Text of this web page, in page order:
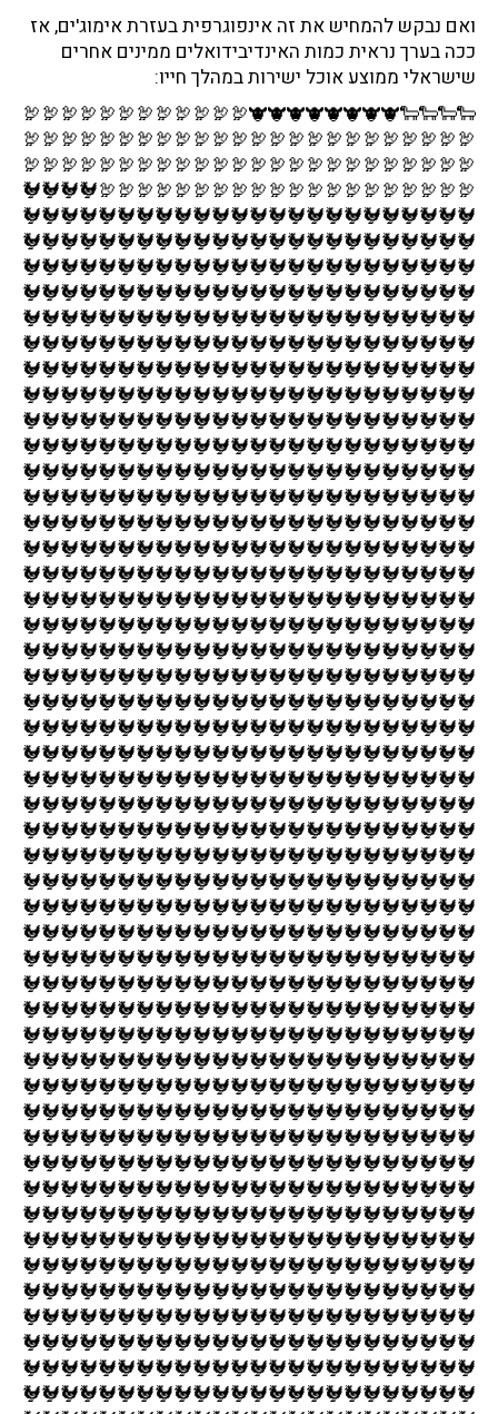
ואם נבקש להמחיש את זה אינפוגרפית בעזרת אימוג'ים, אז
ככה בערך נראית כמות האינדיבידואלים ממינים אחרים
שישראלי ממוצע אוכל ישירות במהלך חייו:
🐑🐑🐑🐑🐮🐮🐮🐮🐮🐮🐮🐮🦃🦃🦃🦃🦃🦃🦃🦃🦃🦃🦃🦃
🦃🦃🦃🦃🦃🦃🦃🦃🦃🦃🦃🦃🦃🦃🦃🦃🦃🦃🦃🦃🦃🦃🦃🦃
🦃🦃🦃🦃🦃🦃🦃🦃🦃🦃🦃🦃🦃🦃🦃🦃🦃🦃🦃🦃🦃🦃🦃🦃
🦃🦃🦃🦃🦃🦃🦃🦃🦃🦃🦃🦃🦃🦃🦃🦃🦃🦃🦃🦃🐓🐓🐓🐓
🐓🐓🐓🐓🐓🐓🐓🐓🐓🐓🐓🐓🐓🐓🐓🐓🐓🐓🐓🐓🐓🐓🐓🐓
🐓🐓🐓🐓🐓🐓🐓🐓🐓🐓🐓🐓🐓🐓🐓🐓🐓🐓🐓🐓🐓🐓🐓🐓
🐓🐓🐓🐓🐓🐓🐓🐓🐓🐓🐓🐓🐓🐓🐓🐓🐓🐓🐓🐓🐓🐓🐓🐓
🐓🐓🐓🐓🐓🐓🐓🐓🐓🐓🐓🐓🐓🐓🐓🐓🐓🐓🐓🐓🐓🐓🐓🐓
🐓🐓🐓🐓🐓🐓🐓🐓🐓🐓🐓🐓🐓🐓🐓🐓🐓🐓🐓🐓🐓🐓🐓🐓
🐓🐓🐓🐓🐓🐓🐓🐓🐓🐓🐓🐓🐓🐓🐓🐓🐓🐓🐓🐓🐓🐓🐓🐓
🐓🐓🐓🐓🐓🐓🐓🐓🐓🐓🐓🐓🐓🐓🐓🐓🐓🐓🐓🐓🐓🐓🐓🐓
🐓🐓🐓🐓🐓🐓🐓🐓🐓🐓🐓🐓🐓🐓🐓🐓🐓🐓🐓🐓🐓🐓🐓🐓
🐓🐓🐓🐓🐓🐓🐓🐓🐓🐓🐓🐓🐓🐓🐓🐓🐓🐓🐓🐓🐓🐓🐓🐓
🐓🐓🐓🐓🐓🐓🐓🐓🐓🐓🐓🐓🐓🐓🐓🐓🐓🐓🐓🐓🐓🐓🐓🐓
🐓🐓🐓🐓🐓🐓🐓🐓🐓🐓🐓🐓🐓🐓🐓🐓🐓🐓🐓🐓🐓🐓🐓🐓
🐓🐓🐓🐓🐓🐓🐓🐓🐓🐓🐓🐓🐓🐓🐓🐓🐓🐓🐓🐓🐓🐓🐓🐓
🐓🐓🐓🐓🐓🐓🐓🐓🐓🐓🐓🐓🐓🐓🐓🐓🐓🐓🐓🐓🐓🐓🐓🐓
🐓🐓🐓🐓🐓🐓🐓🐓🐓🐓🐓🐓🐓🐓🐓🐓🐓🐓🐓🐓🐓🐓🐓🐓
🐓🐓🐓🐓🐓🐓🐓🐓🐓🐓🐓🐓🐓🐓🐓🐓🐓🐓🐓🐓🐓🐓🐓🐓
🐓🐓🐓🐓🐓🐓🐓🐓🐓🐓🐓🐓🐓🐓🐓🐓🐓🐓🐓🐓🐓🐓🐓🐓
🐓🐓🐓🐓🐓🐓🐓🐓🐓🐓🐓🐓🐓🐓🐓🐓🐓🐓🐓🐓🐓🐓🐓🐓
🐓🐓🐓🐓🐓🐓🐓🐓🐓🐓🐓🐓🐓🐓🐓🐓🐓🐓🐓🐓🐓🐓🐓🐓
🐓🐓🐓🐓🐓🐓🐓🐓🐓🐓🐓🐓🐓🐓🐓🐓🐓🐓🐓🐓🐓🐓🐓🐓
🐓🐓🐓🐓🐓🐓🐓🐓🐓🐓🐓🐓🐓🐓🐓🐓🐓🐓🐓🐓🐓🐓🐓🐓
🐓🐓🐓🐓🐓🐓🐓🐓🐓🐓🐓🐓🐓🐓🐓🐓🐓🐓🐓🐓🐓🐓🐓🐓
🐓🐓🐓🐓🐓🐓🐓🐓🐓🐓🐓🐓🐓🐓🐓🐓🐓🐓🐓🐓🐓🐓🐓🐓
🐓🐓🐓🐓🐓🐓🐓🐓🐓🐓🐓🐓🐓🐓🐓🐓🐓🐓🐓🐓🐓🐓🐓🐓
🐓🐓🐓🐓🐓🐓🐓🐓🐓🐓🐓🐓🐓🐓🐓🐓🐓🐓🐓🐓🐓🐓🐓🐓
🐓🐓🐓🐓🐓🐓🐓🐓🐓🐓🐓🐓🐓🐓🐓🐓🐓🐓🐓🐓🐓🐓🐓🐓
🐓🐓🐓🐓🐓🐓🐓🐓🐓🐓🐓🐓🐓🐓🐓🐓🐓🐓🐓🐓🐓🐓🐓🐓
🐓🐓🐓🐓🐓🐓🐓🐓🐓🐓🐓🐓🐓🐓🐓🐓🐓🐓🐓🐓🐓🐓🐓🐓
🐓🐓🐓🐓🐓🐓🐓🐓🐓🐓🐓🐓🐓🐓🐓🐓🐓🐓🐓🐓🐓🐓🐓🐓
🐓🐓🐓🐓🐓🐓🐓🐓🐓🐓🐓🐓🐓🐓🐓🐓🐓🐓🐓🐓🐓🐓🐓🐓
🐓🐓🐓🐓🐓🐓🐓🐓🐓🐓🐓🐓🐓🐓🐓🐓🐓🐓🐓🐓🐓🐓🐓🐓
🐓🐓🐓🐓🐓🐓🐓🐓🐓🐓🐓🐓🐓🐓🐓🐓🐓🐓🐓🐓🐓🐓🐓🐓
🐓🐓🐓🐓🐓🐓🐓🐓🐓🐓🐓🐓🐓🐓🐓🐓🐓🐓🐓🐓🐓🐓🐓🐓
🐓🐓🐓🐓🐓🐓🐓🐓🐓🐓🐓🐓🐓🐓🐓🐓🐓🐓🐓🐓🐓🐓🐓🐓
🐓🐓🐓🐓🐓🐓🐓🐓🐓🐓🐓🐓🐓🐓🐓🐓🐓🐓🐓🐓🐓🐓🐓🐓
🐓🐓🐓🐓🐓🐓🐓🐓🐓🐓🐓🐓🐓🐓🐓🐓🐓🐓🐓🐓🐓🐓🐓🐓
🐓🐓🐓🐓🐓🐓🐓🐓🐓🐓🐓🐓🐓🐓🐓🐓🐓🐓🐓🐓🐓🐓🐓🐓
🐓🐓🐓🐓🐓🐓🐓🐓🐓🐓🐓🐓🐓🐓🐓🐓🐓🐓🐓🐓🐓🐓🐓🐓
🐓🐓🐓🐓🐓🐓🐓🐓🐓🐓🐓🐓🐓🐓🐓🐓🐓🐓🐓🐓🐓🐓🐓🐓
🐓🐓🐓🐓🐓🐓🐓🐓🐓🐓🐓🐓🐓🐓🐓🐓🐓🐓🐓🐓🐓🐓🐓🐓
🐓🐓🐓🐓🐓🐓🐓🐓🐓🐓🐓🐓🐓🐓🐓🐓🐓🐓🐓🐓🐓🐓🐓🐓
🐓🐓🐓🐓🐓🐓🐓🐓🐓🐓🐓🐓🐓🐓🐓🐓🐓🐓🐓🐓🐓🐓🐓🐓
🐓🐓🐓🐓🐓🐓🐓🐓🐓🐓🐓🐓🐓🐓🐓🐓🐓🐓🐓🐓🐓🐓🐓🐓
🐓🐓🐓🐓🐓🐓🐓🐓🐓🐓🐓🐓🐓🐓🐓🐓🐓🐓🐓🐓🐓🐓🐓🐓
🐓🐓🐓🐓🐓🐓🐓🐓🐓🐓🐓🐓🐓🐓🐓🐓🐓🐓🐓🐓🐓🐓🐓🐓
🐓🐓🐓🐓🐓🐓🐓🐓🐓🐓🐓🐓🐓🐓🐓🐓🐓🐓🐓🐓🐓🐓🐓🐓
🐓🐓🐓🐓🐓🐓🐓🐓🐓🐓🐓🐓🐓🐓🐓🐓🐓🐓🐓🐓🐓🐓🐓🐓
🐓🐓🐓🐓🐓🐓🐓🐓🐓🐓🐓🐓🐓🐓🐓🐓🐓🐓🐓🐓🐓🐓🐓🐓